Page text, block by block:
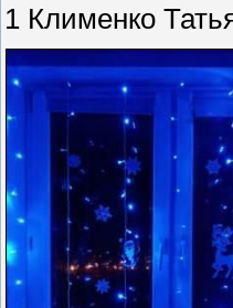
1 Клименко